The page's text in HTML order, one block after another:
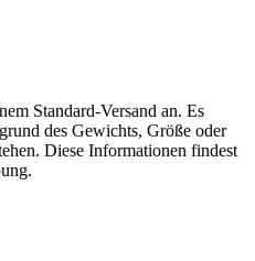
Standard-Versand an. Es
des Gewichts, Größe oder
Diese Informationen findest